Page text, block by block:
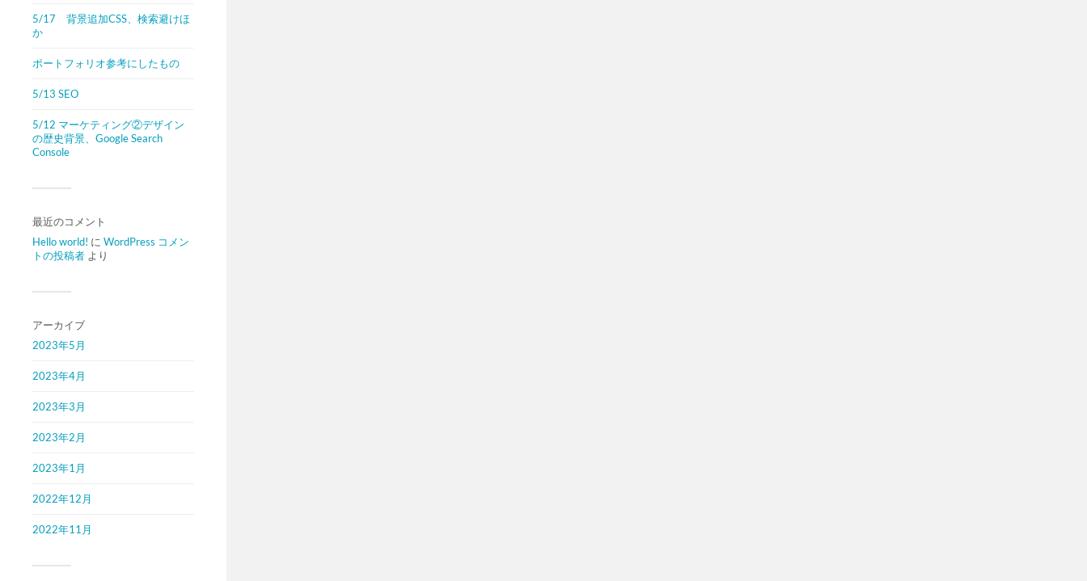
5/17 背景追加CSS、検索避けほ
か
ポートフォリオ参考にしたもの
5/13 SEO
5/12 マーケティング②デザイン
の歴史背景、Google Search
Console
最近のコメント
Hello world! に WordPress コメン
トの投稿者 より
アーカイブ
2023年5月
2023年4月
2023年3月
2023年2月
2023年1月
2022年12月
2022年11月